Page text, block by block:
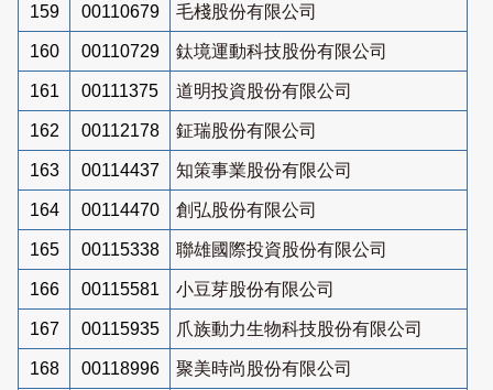
159 00110679 毛棧股份有限公司
160 00110729 鈦境運動科技股份有限公司
161 00111375 道明投資股份有限公司
162 00112178 鉦瑞股份有限公司
163 00114437 知策事業股份有限公司
164 00114470 創弘股份有限公司
165 00115338 聯雄國際投資股份有限公司
166 00115581 小豆芽股份有限公司
167 00115935 爪族動力生物科技股份有限公司
168 00118996 聚美時尚股份有限公司